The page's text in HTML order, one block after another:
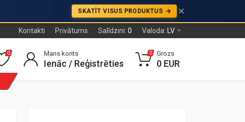
SKATĪT VISUS PRODUKTUS
Kontakti Privātums Salīdzini: 0 Valoda: LV
0 Mans konts
Ienāc / Reģistrēties
0 Grozs
0 EUR